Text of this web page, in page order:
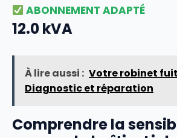
ABONNEMENT ADAPTÉ
12.0kVA
À lire aussi : Votre robinet
Diagnostic et réparation
Comprendre la